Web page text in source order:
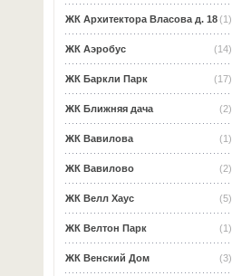
(1)
ЖК Архитектора Власова д. 18
(14)
ЖК Аэробус
(17)
ЖК Баркли Парк
(2)
ЖК Ближняя дача
(1)
ЖК Вавилова
(2)
ЖК Вавилово
(5)
ЖК Велл Хаус
(1)
ЖК Велтон Парк
(3)
ЖК Венский Дом